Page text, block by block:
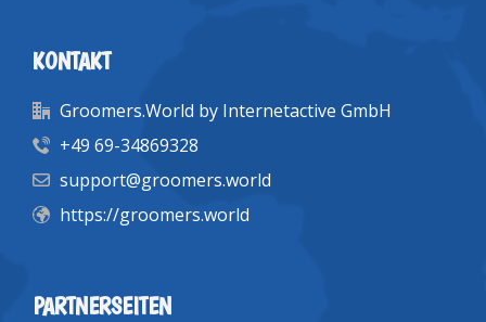
KONTAKT
Groomers.World by Internetactive GmbH
+49 69-34869328
support@groomers.world
https://groomers.world
PARTNERSEITEN